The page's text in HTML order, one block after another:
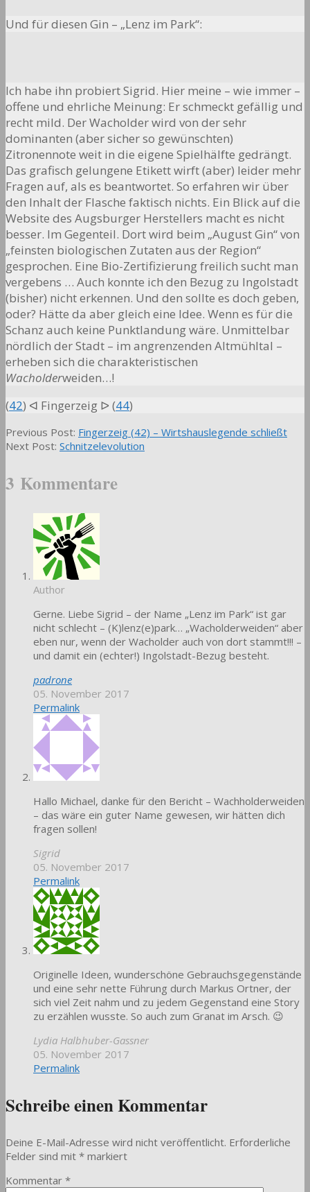
Und für diesen Gin – „Lenz im Park“:
Ich habe ihn probiert Sigrid. Hier meine – wie immer –
offene und ehrliche Meinung: Er schmeckt gefällig und
recht mild. Der Wacholder wird von der sehr
dominanten (aber sicher so gewünschten)
Zitronennote weit in die eigene Spielhälfte gedrängt.
Das grafisch gelungene Etikett wirft (aber) leider mehr
Fragen auf, als es beantwortet. So erfahren wir über
den Inhalt der Flasche faktisch nichts. Ein Blick auf die
Website des Augsburger Herstellers macht es nicht
besser. Im Gegenteil. Dort wird beim „August Gin“ von
„feinsten biologischen Zutaten aus der Region“
gesprochen. Eine Bio-Zertifizierung freilich sucht man
vergebens … Auch konnte ich den Bezug zu Ingolstadt
(bisher) nicht erkennen. Und den sollte es doch geben,
oder? Hätte da aber gleich eine Idee. Wenn es für die
Schanz auch keine Punktlandung wäre. Unmittelbar
nördlich der Stadt – im angrenzenden Altmühltal –
erheben sich die charakteristischen
Wacholderweiden…!
(42) ᐊ Fingerzeig ᐅ (44)
2017-
11-
Previous Post: Fingerzeig (42) – Wirtshauslegende schließt
Next Post: Schnitzelevolution
3 Kommentare
Author
Gerne. Liebe Sigrid – der Name „Lenz im Park“ ist gar
nicht schlecht – (K)lenz(e)park… „Wacholderweiden“ aber
eben nur, wenn der Wacholder auch von dort stammt!!! –
und damit ein (echter!) Ingolstadt-Bezug besteht.
padrone
05. November 2017
Permalink
Hallo Michael, danke für den Bericht – Wachholderweiden
– das wäre ein guter Name gewesen, wir hätten dich
fragen sollen!
Sigrid
05. November 2017
Permalink
Originelle Ideen, wunderschöne Gebrauchsgegenstände
und eine sehr nette Führung durch Markus Ortner, der
sich viel Zeit nahm und zu jedem Gegenstand eine Story
zu erzählen wusste. So auch zum Granat im Arsch. 😉
Lydia Halbhuber-Gassner
05. November 2017
Permalink
Schreibe einen Kommentar
Deine E-Mail-Adresse wird nicht veröffentlicht. Erforderliche
Felder sind mit * markiert
Kommentar *